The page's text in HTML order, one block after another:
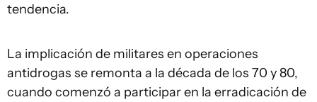
tendencia.
La implicación de militares en operaciones
antidrogas se remonta a la década de los 70 y 80,
cuando comenzó a participar en la erradicación de